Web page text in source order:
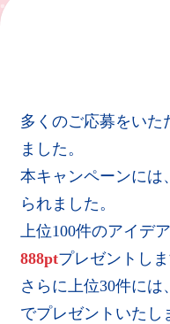
多くのご応募をいた
ました。
本キャンペーンには
られました。
上位100件のアイデ
888ptプレゼントしま
さらに上位30件には
でプレゼントいたし